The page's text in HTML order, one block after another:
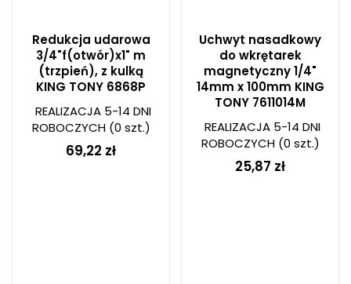
Redukcja udarowa
3/4"f(otwór)x1" m
(trzpień), z kulką
KING TONY 6868P
REALIZACJA 5-14 DNI
ROBOCZYCH(0 szt.)
69,22 zł
Uchwyt nasadkowy
do wkrętarek
magnetyczny 1/4"
14mm x 100mm KING
TONY 7611014M
REALIZACJA 5-14 DNI
ROBOCZYCH(0 szt.)
25,87 zł